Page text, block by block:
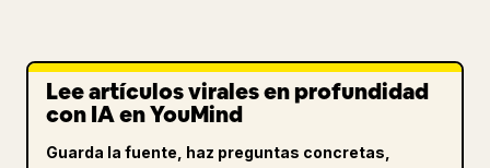
Lee artículos virales en profundidad
con IA en YouMind
Guarda la fuente, haz preguntas concretas,